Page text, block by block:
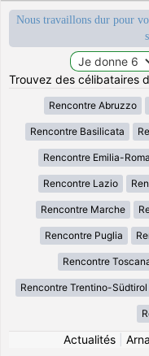
Nous travaillons dur pour
Trouvez des célibataires
Rencontre Abruzzo
Rencontre Basilicata
Rencontre Emilia-
Rencontre Lazio
Rencontre Marche
Rencontre Puglia
Rencontre
Rencontre Trentino-Südtirol
Actualités|